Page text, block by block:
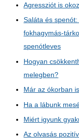
Agressziót is
Saláta és
fokhagymás-
spenótleves
Hogyan
melegben?
Már az ókorban
Ha a lábunk
Miért igyunk
Az olvasás